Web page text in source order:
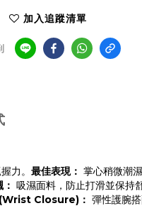
加入追蹤清單
力。 最佳表現： 掌心稍微潮
吸濕面料，防止打滑並保持舒
Closure)： 彈性護腕